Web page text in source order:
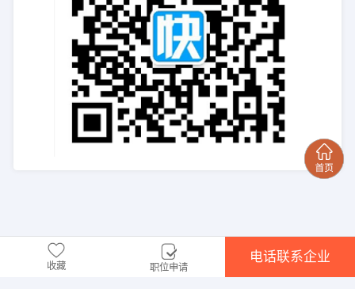
收藏 职位申请
电话联系企业